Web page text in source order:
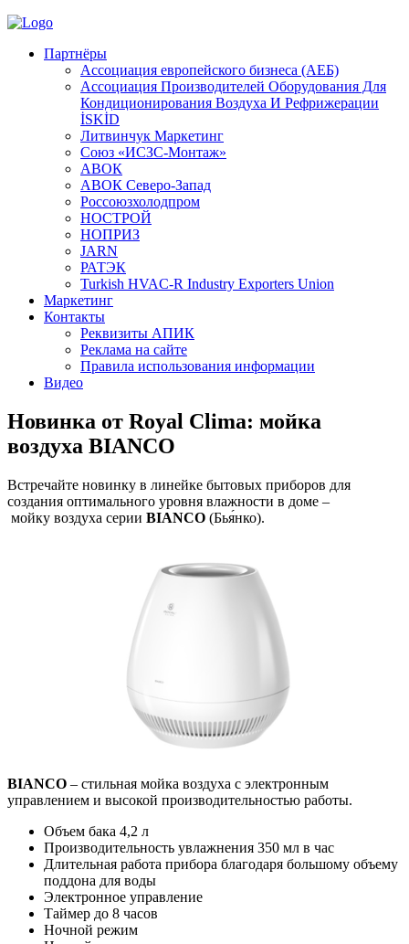
Партнёры
Ассоциация европейского бизнеса (АЕБ)
Aссоциация Производителей Оборудования Для
Кондиционирования Воздуха И Рефрижерации
İSKİD
Литвинчук Маркетинг
Союз «ИСЗС-Монтаж»
АВОК
АВОК Северо-Запад
Россоюзхолодпром
НОСТРОЙ
НОПРИЗ
JARN
РАТЭК
Turkish HVAC-R Industry Exporters Union
Маркетинг
Контакты
Реквизиты АПИК
Реклама на сайте
Правила использования информации
Видео
Новинка от Royal Clima: мойка
воздуха BIANCO
Встречайте новинку в линейке бытовых приборов для
создания оптимального уровня влажности в доме –
мойку воздуха серии BIANCO (Бья́нко).
BIANCO – стильная мойка воздуха с электронным
управлением и высокой производительностью работы.
Объем бака 4,2 л
Производительность увлажнения 350 мл в час
Длительная работа прибора благодаря большому объему
поддона для воды
Электронное управление
Таймер до 8 часов
Ночной режим